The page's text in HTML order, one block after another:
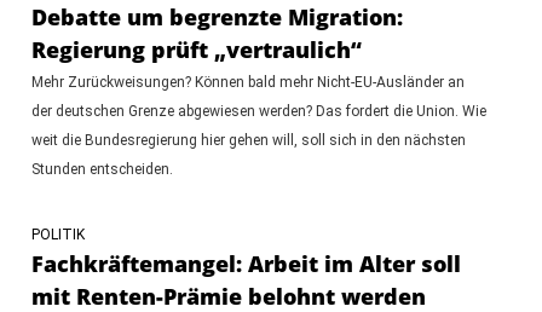
Debatte um begrenzte Migration:
Regierung prüft „vertraulich“
Mehr Zurückweisungen? Können bald mehr Nicht-EU-Ausländer an
der deutschen Grenze abgewiesen werden? Das fordert die Union. Wie
weit die Bundesregierung hier gehen will, soll sich in den nächsten
Stunden entscheiden.
POLITIK
Fachkräftemangel: Arbeit im Alter soll
mit Renten-Prämie belohnt werden